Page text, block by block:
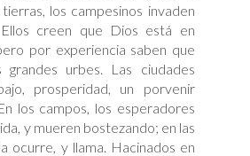
los campesinos invaden
creen que Dios está en
por experiencia saben que
urbes. Las ciudades
prosperidad, un porvenir
los campos, los esperadores
y mueren bostezando; en las
ocurre, y llama. Hacinados en